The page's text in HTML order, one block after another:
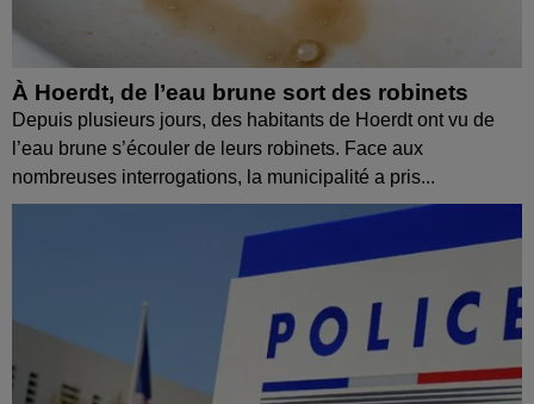
À Hoerdt, de l’eau brune sort des robinets
Depuis plusieurs jours, des habitants de Hoerdt ont vu de
l’eau brune s’écouler de leurs robinets. Face aux
nombreuses interrogations, la municipalité a pris...